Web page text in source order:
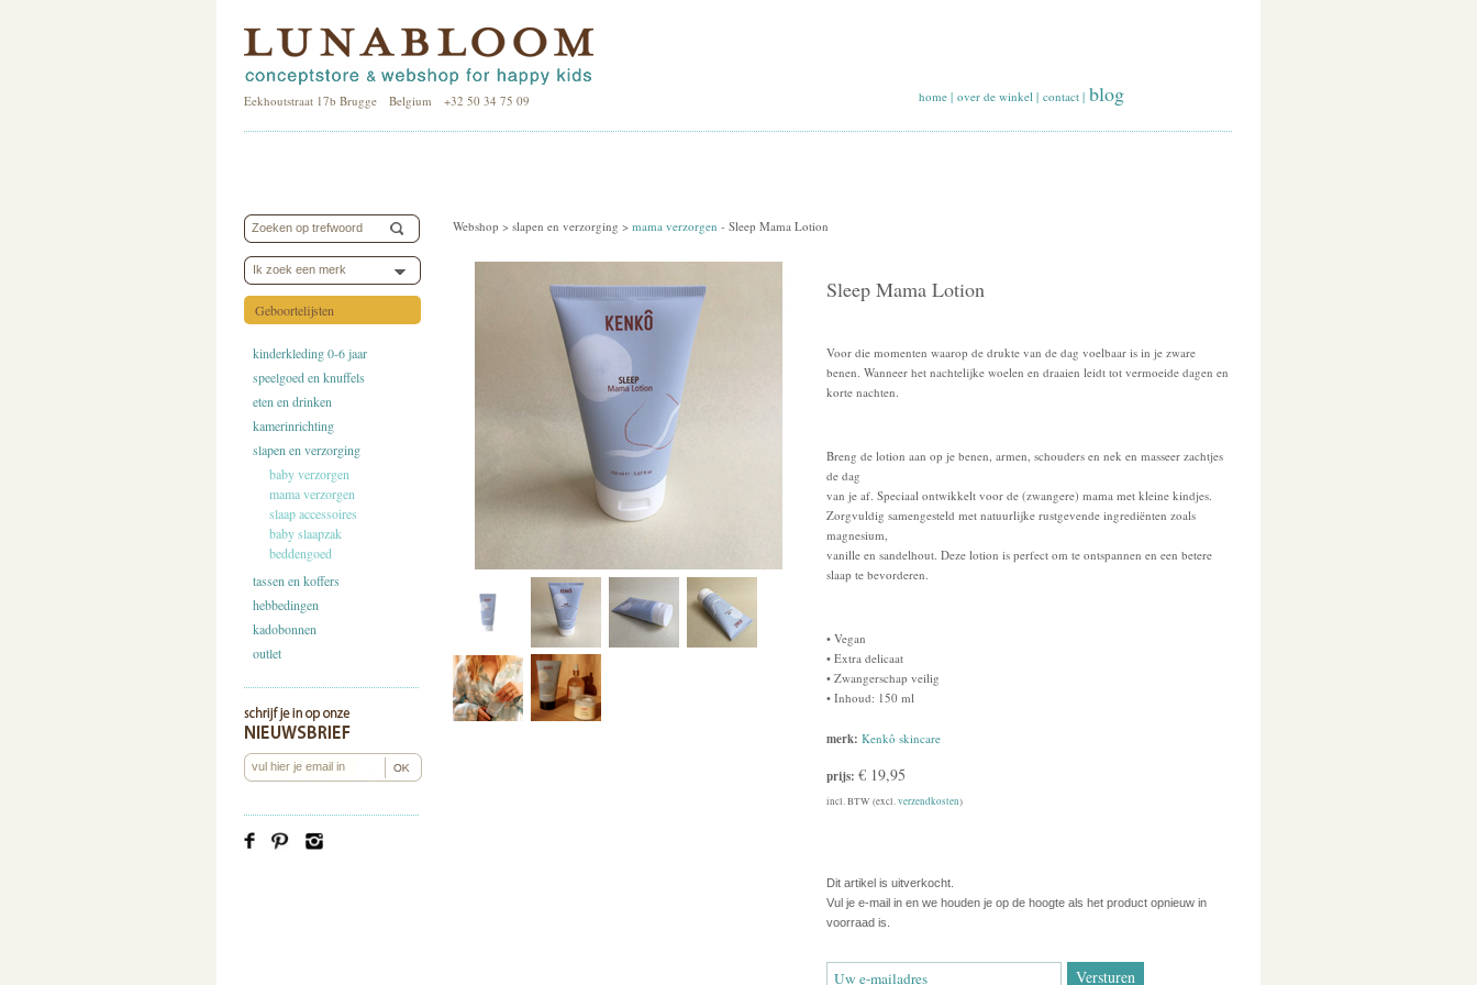
Eekhoutstraat 17b Brugge Belgium +32 50 34 75 09 home | over de winkel | contact | blog
Ik zoek een merk
Geboortelijsten
kinderkleding 0-6 jaar
speelgoed en knuffels
eten en drinken
kamerinrichting
slapen en verzorging
baby verzorgen
mama verzorgen
slaap accessoires
baby slaapzak
beddengoed
tassen en koffers
hebbedingen
kadobonnen
outlet
Webshop > slapen en verzorging > mama verzorgen - Sleep Mama Lotion
Sleep Mama Lotion
Voor die momenten waarop de drukte van de dag voelbaar is in je zware
benen. Wanneer het nachtelijke woelen en draaien leidt tot vermoeide dagen en
korte nachten.
Breng de lotion aan op je benen, armen, schouders en nek en masseer zachtjes
de dag
van je af. Speciaal ontwikkelt voor de (zwangere) mama met kleine kindjes.
Zorgvuldig samengesteld met natuurlijke rustgevende ingrediënten zoals
magnesium,
vanille en sandelhout. Deze lotion is perfect om te ontspannen en een betere
slaap te bevorderen.
• Vegan
• Extra delicaat
• Zwangerschap veilig
• Inhoud: 150 ml
merk: Kenkô skincare
prijs: € 19,95
incl. BTW (excl.verzendkosten)
Dit artikel is uitverkocht.
Vul je e-mail in en we houden je op de hoogte als het product opnieuw in
voorraad is.